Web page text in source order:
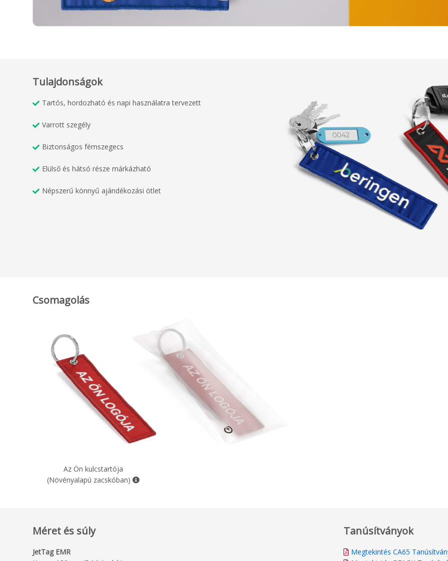
Tulajdonságok
Tartós, hordozható és napi használatra tervezett
Varrott szegély
Biztonságos fémszegecs
Elülső és hátsó része márkázható
Népszerű könnyű ajándékozási ötlet
Csomagolás
Az Ön kulcstartója
(Növényalapú zacskóban)
Méret és súly
JetTag EMR
Tanúsítványok
Megtekintés CA65